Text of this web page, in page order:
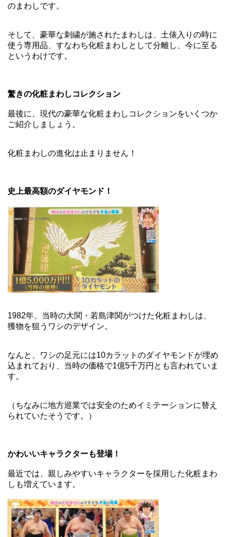
のまわしです。
そして、豪華な刺繍が施されたまわしは、土俵入りの時に
使う専用品、すなわち化粧まわしとして分離し、今に至る
というわけです。
驚きの化粧まわしコレクション
最後に、現代の豪華な化粧まわしコレクションをいくつか
ご紹介しましょう。
化粧まわしの進化は止まりません！
史上最高額のダイヤモンド！
1982年、当時の大関・若島津関がつけた化粧まわしは、
獲物を狙うワシのデザイン。
なんと、ワシの足元には10カラットのダイヤモンドが埋め
込まれており、当時の価格で1億5千万円とも言われていま
す。
（ちなみに地方巡業では安全のためイミテーションに替え
られていたそうです。）
かわいいキャラクターも登場！
最近では、親しみやすいキャラクターを採用した化粧まわ
しも増えています。